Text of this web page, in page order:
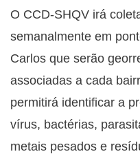
O CCD-SHQV irá
semanalmente em
Carlos que serão
associadas a cada
permitirá identificar a
vírus, bactérias,
metais pesados e